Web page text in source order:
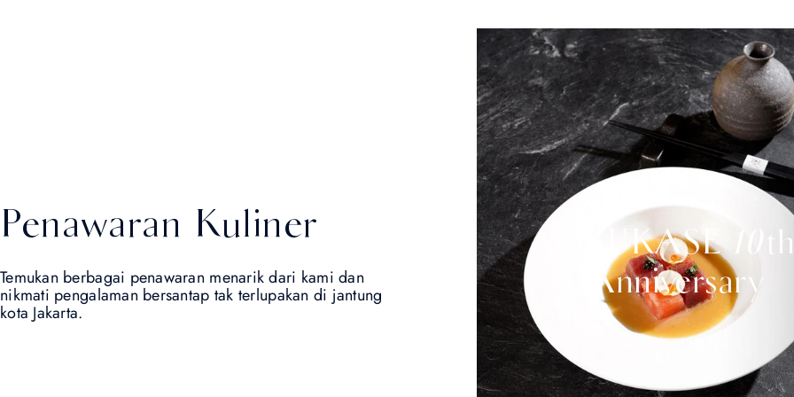
Penawaran Kuliner
Temukan berbagai penawaran menarik dari kami dan
nikmati pengalaman bersantap tak terlupakan di jantung
kota Jakarta.
OKUKASE
Anniversary